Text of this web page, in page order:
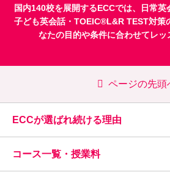
国内140校を展開するECCでは、
日常英
子ども英会話・ TOEIC®L&R TEST対策
なたの目的や条件に合わせてレッ
ページの先頭
ECCが選ばれ続ける理由
コース一覧・授業料